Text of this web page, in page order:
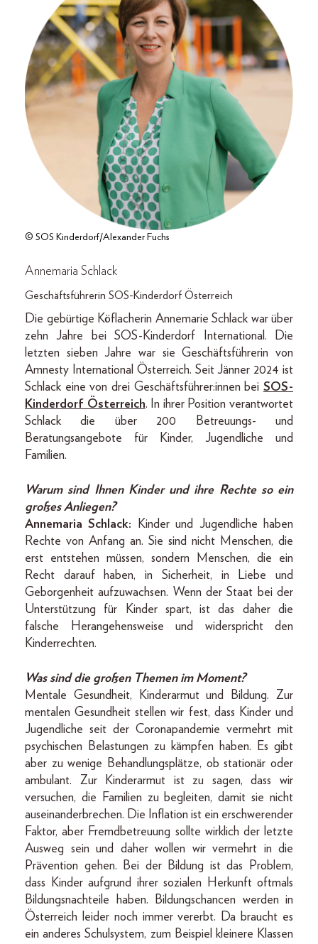
© SOS Kinderdorf/Alexander Fuchs
Annemaria Schlack
Geschäftsführerin SOS-Kinderdorf Österreich
Die gebürtige Köflacherin Annemarie Schlack war über
zehn Jahre bei SOS-Kinderdorf International. Die
letzten sieben Jahre war sie Geschäftsführerin von
Amnesty International Österreich. Seit Jänner 2024 ist
Schlack eine von drei Geschäftsführer:innen bei SOS-
Kinderdorf Österreich. In ihrer Position verantwortet
Schlack die über 200 Betreuungs- und
Beratungsangebote für Kinder, Jugendliche und
Familien.
Warum sind Ihnen Kinder und ihre Rechte so ein
großes Anliegen?
Annemaria Schlack:
Kinder und Jugendliche haben
Rechte von Anfang an. Sie sind nicht Menschen, die
erst entstehen müssen, sondern Menschen, die ein
Recht darauf haben, in Sicherheit, in Liebe und
Geborgenheit aufzuwachsen. Wenn der Staat bei der
Unterstützung für Kinder spart, ist das daher die
falsche Herangehensweise und widerspricht den
Kinderrechten.
Was sind die großen Themen im Moment?
Mentale Gesundheit, Kinderarmut und Bildung. Zur
mentalen Gesundheit stellen wir fest, dass Kinder und
Jugendliche seit der Coronapandemie vermehrt mit
psychischen Belastungen zu kämpfen haben. Es gibt
aber zu wenige Behandlungsplätze, ob stationär oder
ambulant. Zur Kinderarmut ist zu sagen, dass wir
versuchen, die Familien zu begleiten, damit sie nicht
auseinanderbrechen. Die Inflation ist ein erschwerender
Faktor, aber Fremdbetreuung sollte wirklich der letzte
Ausweg sein und daher wollen wir vermehrt in die
Prävention gehen. Bei der Bildung ist das Problem,
dass Kinder aufgrund ihrer sozialen Herkunft oftmals
Bildungsnachteile haben. Bildungschancen werden in
Österreich leider noch immer vererbt. Da braucht es
ein anderes Schulsystem, zum Beispiel kleinere Klassen